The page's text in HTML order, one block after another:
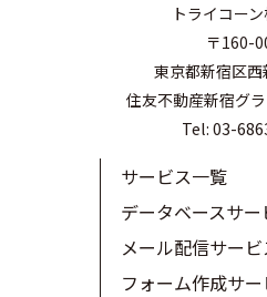
トライコー
〒160-
東京都新宿区
住友不動産新宿グ
Tel: 03-
サービス一覧
データベースサー
メール配信サービ
フォーム作成サ